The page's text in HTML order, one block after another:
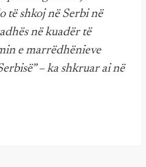
të shkoj në Serbi në
në kuadër të
e marrëdhënieve
– ka shkruar ai në